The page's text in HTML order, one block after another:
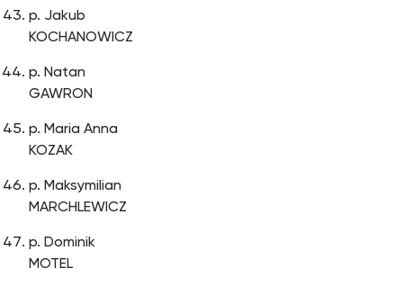
p. Jakub
p. Natan
p. Maria Anna
KOZAK
p. Maksymilian
p. Dominik
MOTEL